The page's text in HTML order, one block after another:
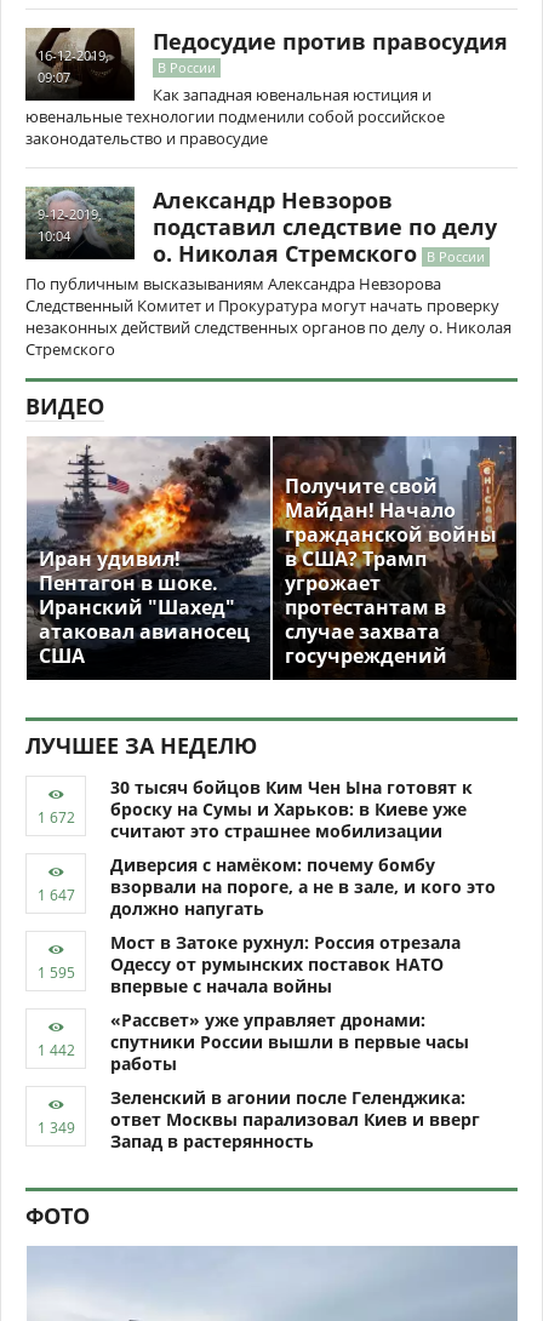
16-12-2019,
09:07
Педосудие против правосудия
В России
Как западная ювенальная юстиция и
ювенальные технологии подменили собой российское
законодательство и правосудие
9-12-2019,
10:04
Александр Невзоров
подставил следствие по делу
о. Николая Стремского В России
По публичным высказываниям Александра Невзорова
Следственный Комитет и Прокуратура могут начать проверку
незаконных действий следственных органов по делу о. Николая
Стремского
ВИДЕО
Иран удивил!
Пентагон в шоке.
Иранский "Шахед"
атаковал авианосец
США
Получите свой
Майдан! Начало
гражданской войны
в США? Трамп
угрожает
протестантам в
случае захвата
госучреждений
ЛУЧШЕЕ ЗА НЕДЕЛЮ
30 тысяч бойцов Ким Чен Ына готовят к
броску на Сумы и Харьков: в Киеве уже
считают это страшнее мобилизации
Диверсия с намёком: почему бомбу
взорвали на пороге, а не в зале, и кого это
должно напугать
Мост в Затоке рухнул: Россия отрезала
Одессу от румынских поставок НАТО
впервые с начала войны
«Рассвет» уже управляет дронами:
спутники России вышли в первые часы
работы
Зеленский в агонии после Геленджика:
ответ Москвы парализовал Киев и вверг
Запад в растерянность
ФОТО